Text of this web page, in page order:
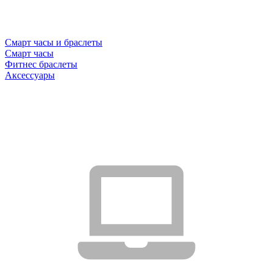
Смарт часы и браслеты
Смарт часы
Фитнес браслеты
Аксессуары